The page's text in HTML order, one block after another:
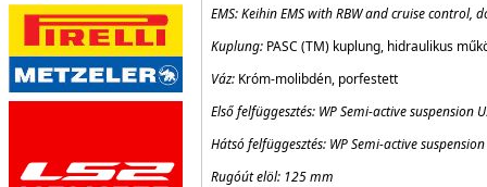
EMS: Keihin EMS with RBW and cruise control,
Kuplung: PASC (TM) kuplung, hidraulikus
Váz: Króm-molibdén, porfestett
Első felfüggesztés: WP Semi-active suspension
Hátsó felfüggesztés: WP Semi-active
Rugóút elöl: 125 mm